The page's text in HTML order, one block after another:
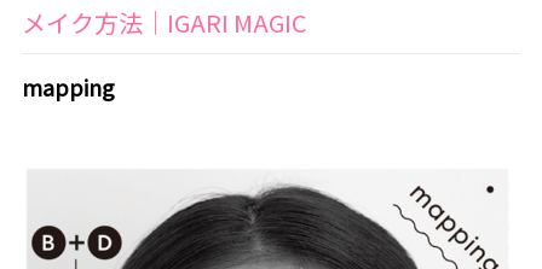
メイク方法｜IGARI MAGIC
mapping